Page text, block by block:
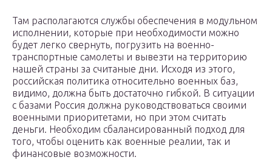
Там располагаются службы обеспечения в модульном
исполнении, которые при необходимости можно
будет легко свернуть, погрузить на военно-
транспортные самолеты и вывезти на территорию
нашей страны за считаные дни. Исходя из этого,
российская политика относительно военных баз,
видимо, должна быть достаточно гибкой. В ситуации
с базами Россия должна руководствоваться своими
военными приоритетами, но при этом считать
деньги. Необходим сбалансированный подход для
того, чтобы оценить как военные реалии, так и
финансовые возможности.